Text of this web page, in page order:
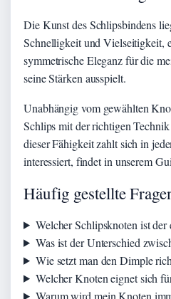
Die Kunst des Schlipsbindens
Schnelligkeit und Vielseitigkeit,
symmetrische Eleganz für die
seine Stärken ausspielt.
Unabhängig vom gewählten
Schlips mit der richtigen
dieser Fähigkeit zahlt sich in
interessiert, findet in unserem
Häufig gestellte
Welcher Schlipsknoten ist der
Was ist der Unterschied
Wie setzt man den Dimple
Welcher Knoten eignet sich
Warum wird mein Knoten